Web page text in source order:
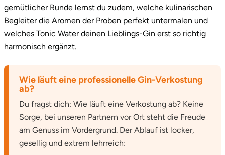
gemütlicher Runde lernst du zudem, welche kulinarischen
Begleiter die Aromen der Proben perfekt untermalen und
welches Tonic Water deinen Lieblings-Gin erst so richtig
harmonisch ergänzt.
Wie läuft eine professionelle Gin-Verkostung
ab?
Du fragst dich: Wie läuft eine Verkostung ab? Keine
Sorge, bei unseren Partnern vor Ort steht die Freude
am Genuss im Vordergrund. Der Ablauf ist locker,
gesellig und extrem lehrreich:
Zweibrücken
Zwickau